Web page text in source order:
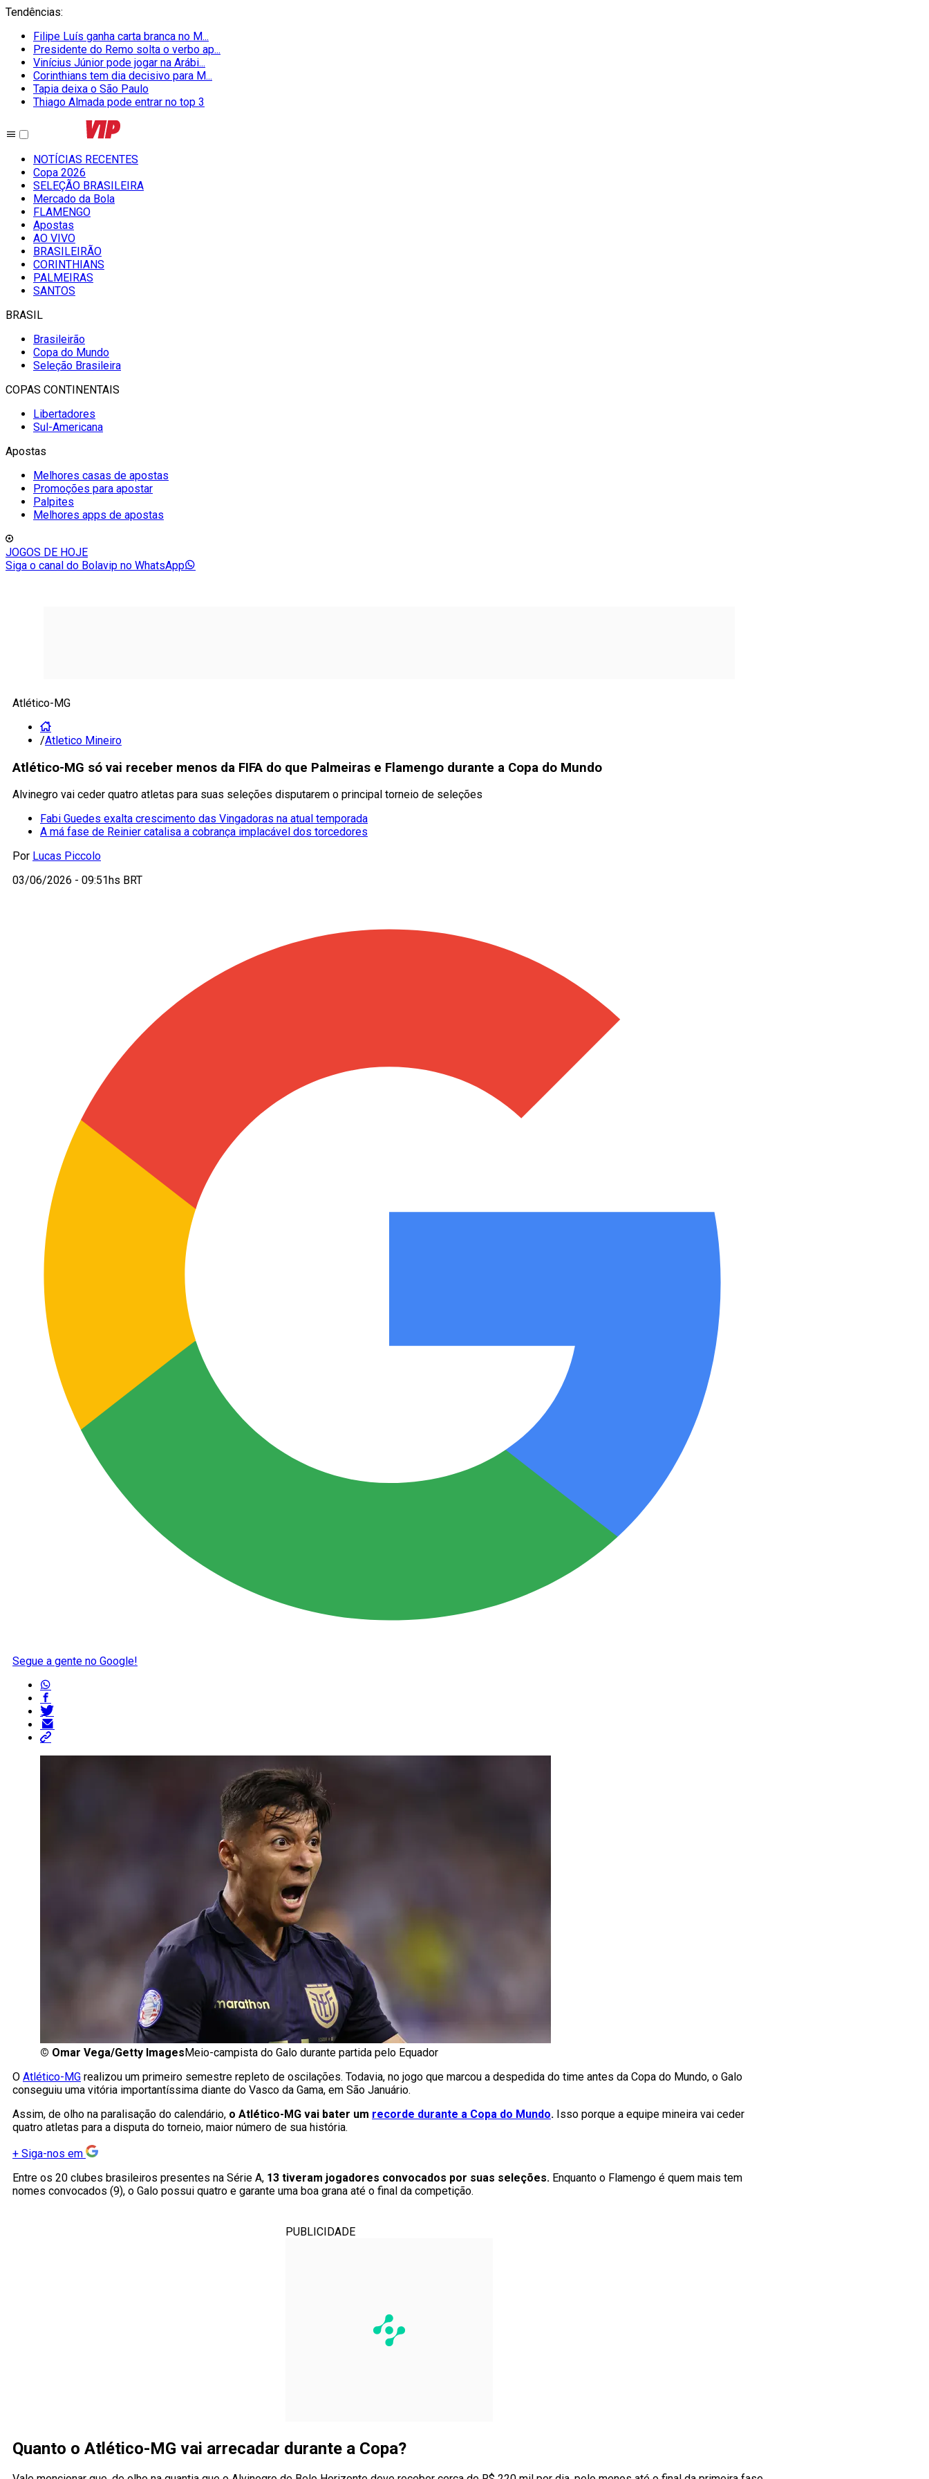
Tendências:
Filipe Luís ganha carta branca no M...
Presidente do Remo solta o verbo ap...
Vinícius Júnior pode jogar na Arábi...
Corinthians tem dia decisivo para M...
Tapia deixa o São Paulo
Thiago Almada pode entrar no top 3
NOTÍCIAS RECENTES
Copa 2026
SELEÇÃO BRASILEIRA
Mercado da Bola
FLAMENGO
Apostas
AO VIVO
BRASILEIRÃO
CORINTHIANS
PALMEIRAS
SANTOS
BRASIL
Brasileirão
Copa do Mundo
Seleção Brasileira
COPAS CONTINENTAIS
Libertadores
Sul-Americana
Apostas
Melhores casas de apostas
Promoções para apostar
Palpites
Melhores apps de apostas
JOGOS DE HOJE
Siga o canal do Bolavip no WhatsApp
Atlético-MG
/Atletico Mineiro
Atlético-MG só vai receber menos da FIFA do que Palmeiras e Flamengo durante a Copa do Mundo
Alvinegro vai ceder quatro atletas para suas seleções disputarem o principal torneio de seleções
Fabi Guedes exalta crescimento das Vingadoras na atual temporada
A má fase de Reinier catalisa a cobrança implacável dos torcedores
Por Lucas Piccolo
03/06/2026 - 09:51hs BRT
Segue a gente no Google!
© Omar Vega/Getty Images Meio-campista do Galo durante partida pelo Equador
O Atlético-MG realizou um primeiro semestre repleto de oscilações. Todavia, no jogo que marcou a despedida do time antes da Copa do Mundo, o Galo
conseguiu uma vitória importantíssima diante do Vasco da Gama, em São Januário.
Assim, de olho na paralisação do calendário, o Atlético-MG vai bater um recorde durante a Copa do Mundo. Isso porque a equipe mineira vai ceder
quatro atletas para a disputa do torneio, maior número de sua história.
+ Siga-nos em
Entre os 20 clubes brasileiros presentes na Série A, 13 tiveram jogadores convocados por suas seleções. Enquanto o Flamengo é quem mais tem
nomes convocados (9), o Galo possui quatro e garante uma boa grana até o final da competição.
PUBLICIDADE
Quanto o Atlético-MG vai arrecadar durante a Copa?